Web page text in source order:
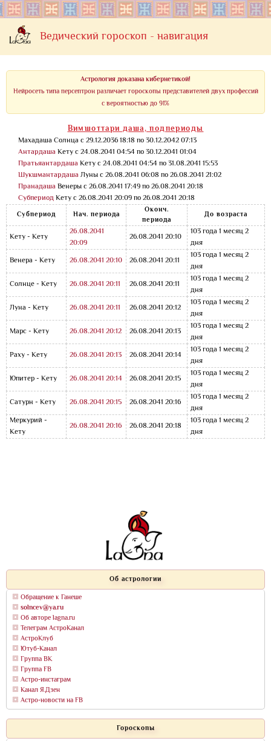
Ведический гороскоп - навигация
Астрология доказана кибернетикой!
Нейросеть типа персептрон различает гороскопы представителей двух профессий
с вероятностью до 91%
Вимшоттари даша, подпериоды
Махадаша Солнца с 29.12.2036 18:18 по 30.12.2042 07:13
Антардаша Кету с 24.08.2041 04:54 по 30.12.2041 01:04
Пратьяантардаша Кету с 24.08.2041 04:54 по 31.08.2041 15:53
Шукшмантардаша Луны с 26.08.2041 06:08 по 26.08.2041 21:02
Пранадаша Венеры с 26.08.2041 17:49 по 26.08.2041 20:18
СубпериодКету с 26.08.2041 20:09 по 26.08.2041 20:18
Субпериод Нач. периода
Оконч.
периода
До возраста
Кету - Кету
26.08.2041
20:09
26.08.2041 20:10
103 года 1 месяц 2
дня
Венера - Кету
26.08.2041 20:10 26.08.2041 20:11
103 года 1 месяц 2
дня
Солнце - Кету
26.08.2041 20:11 26.08.2041 20:11
103 года 1 месяц 2
дня
Луна - Кету
26.08.2041 20:11 26.08.2041 20:12
103 года 1 месяц 2
дня
Марс - Кету
26.08.2041 20:12 26.08.2041 20:13
103 года 1 месяц 2
дня
Раху - Кету
26.08.2041 20:13 26.08.2041 20:14
103 года 1 месяц 2
дня
Юпитер - Кету
26.08.2041 20:14 26.08.2041 20:15
103 года 1 месяц 2
дня
Сатурн - Кету
26.08.2041 20:15 26.08.2041 20:16
103 года 1 месяц 2
дня
Меркурий -
Кету
26.08.2041 20:16 26.08.2041 20:18
103 года 1 месяц 2
дня
Об астрологии
Обращение к Ганеше
solncev@ya.ru
Об авторе lagna.ru
Телеграм АстроКанал
АстроКлуб
Ютуб-Канал
Группа ВК
Группа FB
Астро-инстаграм
Канал Я.Дзен
Астро-новости на FB
Гороскопы